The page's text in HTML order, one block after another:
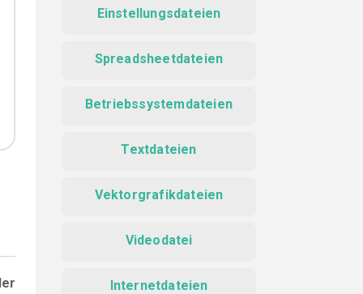
Einstellungsdateien
Spreadsheetdateien
Betriebssystemdateien
Textdateien
Vektorgrafikdateien
Videodatei
Internetdateien